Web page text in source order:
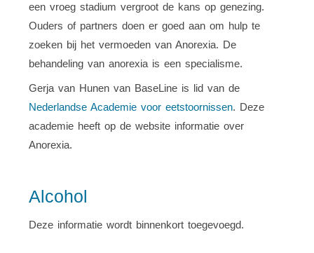
een vroeg stadium vergroot de kans op genezing.
Ouders of partners doen er goed aan om hulp te
zoeken bij het vermoeden van Anorexia. De
behandeling van anorexia is een specialisme.
Gerja van Hunen van BaseLine is lid van de
Nederlandse Academie voor eetstoornissen. Deze
academie heeft op de website informatie over
Anorexia.
Alcohol
Deze informatie wordt binnenkort toegevoegd.